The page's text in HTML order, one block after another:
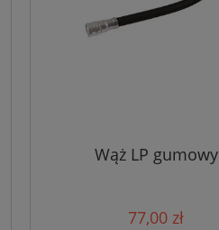
Wąż LP gumowy
77,00 zł